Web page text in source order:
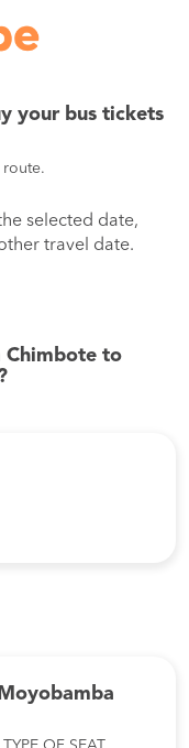
your bus tickets
route.
selected date,
travel date.
Chimbote to